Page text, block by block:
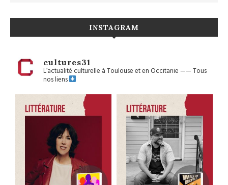
INSTAGRAM
cultures31
L’actualité culturelle à Toulouse et en Occitanie——Tous
nos liens